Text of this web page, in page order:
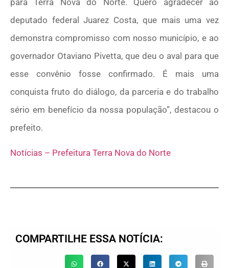
deputado federal Juarez Costa, que mais uma vez
demonstra compromisso com nosso município, e ao
governador Otaviano Pivetta, que deu o aval para que
esse convênio fosse confirmado. É mais uma
conquista fruto do diálogo, da parceria e do trabalho
sério em benefício da nossa população”, destacou o
prefeito.
Notícias – Prefeitura Terra Nova do Norte
COMPARTILHE ESSA NOTÍCIA: